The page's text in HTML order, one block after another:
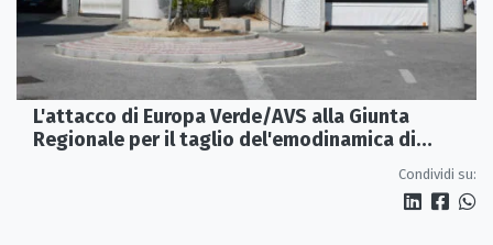
L'attacco di Europa Verde/AVS alla Giunta
Regionale per il taglio del'emodinamica di
Condividi su: